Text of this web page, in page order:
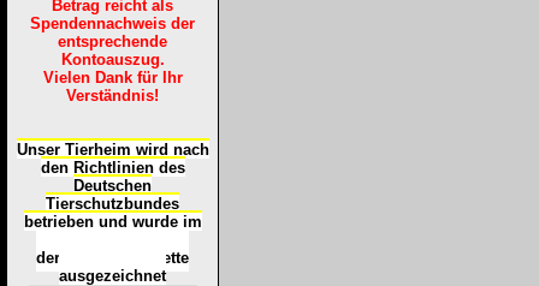
Betrag reicht als
Spendennachweis der
entsprechende
Kontoauszug.
Vielen Dank für Ihr
Verständnis!
Unser Tierheim wird nach
den Richtlinien des
Deutschen
Tierschutzbundes
betrieben und wurde im
der
Tierheimplakette
ausgezeichnet